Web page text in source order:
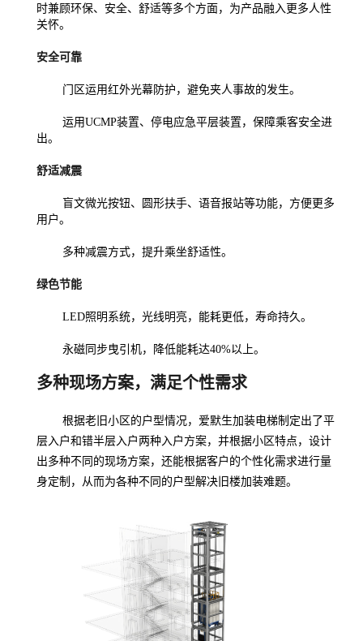
时兼顾环保、安全、舒适等多个方面，为产品融入更多人性
关怀。
安全可靠
门区运用红外光幕防护，避免夹人事故的发生。
运用UCMP装置、停电应急平层装置，保障乘客安全进
出。
舒适减震
盲文微光按钮、圆形扶手、语音报站等功能，方便更多
用户。
多种减震方式，提升乘坐舒适性。
绿色节能
LED照明系统，光线明亮，能耗更低，寿命持久。
永磁同步曳引机，降低能耗达40%以上。
多种现场方案，满足个性需求
根据老旧小区的户型情况，爱默生加装电梯制定出了平
层入户和错半层入户两种入户方案，并根据小区特点，设计
出多种不同的现场方案，还能根据客户的个性化需求进行量
身定制，从而为各种不同的户型解决旧楼加装难题。